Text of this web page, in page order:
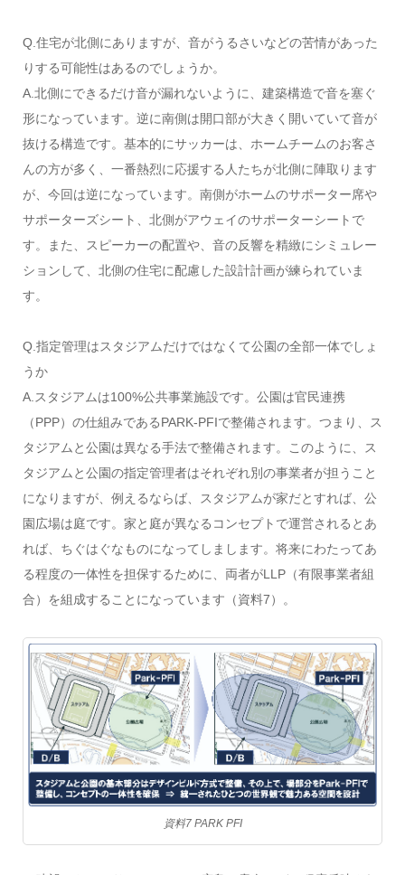
Q.住宅が北側にありますが、音がうるさいなどの苦情があった
りする可能性はあるのでしょうか。
A.北側にできるだけ音が漏れないように、建築構造で音を塞ぐ
形になっています。逆に南側は開口部が大きく開いていて音が
抜ける構造です。基本的にサッカーは、ホームチームのお客さ
んの方が多く、一番熱烈に応援する人たちが北側に陣取ります
が、今回は逆になっています。南側がホームのサポーター席や
サポーターズシート、北側がアウェイのサポーターシートで
す。また、スピーカーの配置や、音の反響を精緻にシミュレー
ションして、北側の住宅に配慮した設計計画が練られていま
す。
Q.指定管理はスタジアムだけではなくて公園の全部一体でしょ
うか
A.スタジアムは100%公共事業施設です。公園は官民連携
（PPP）の仕組みであるPARK-PFIで整備されます。つまり、ス
タジアムと公園は異なる手法で整備されます。このように、ス
タジアムと公園の指定管理者はそれぞれ別の事業者が担うこと
になりますが、例えるならば、スタジアムが家だとすれば、公
園広場は庭です。家と庭が異なるコンセプトで運営されるとあ
れば、ちぐはぐなものになってしまします。将来にわたってあ
る程度の一体性を担保するために、両者がLLP（有限事業者組
合）を組成することになっています（資料7）。
資料7 PARK PFI